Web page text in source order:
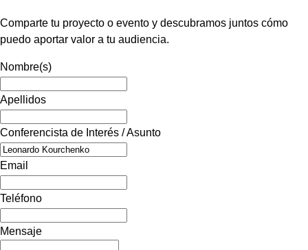
Comparte tu proyecto o evento y descubramos juntos cómo
puedo aportar valor a tu audiencia.
Nombre(s)
Apellidos
Conferencista de Interés / Asunto
Email
Teléfono
Mensaje